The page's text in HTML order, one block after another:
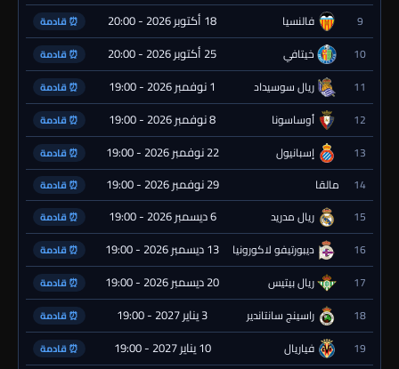
9 فالنسيا 18 أكتوبر 2026 - 20:00 ⏰ قادمة
10 خيتافي 25 أكتوبر 2026 - 20:00 ⏰ قادمة
11 ريال سوسيداد 1 نوفمبر 2026 - 19:00 ⏰ قادمة
12 أوساسونا 8 نوفمبر 2026 - 19:00 ⏰ قادمة
13 إسبانيول 22 نوفمبر 2026 - 19:00 ⏰ قادمة
14 مالقا 29 نوفمبر 2026 - 19:00 ⏰ قادمة
15 ريال مدريد 6 ديسمبر 2026 - 19:00 ⏰ قادمة
16 ديبورتيفو لاكورونيا 13 ديسمبر 2026 - 19:00 ⏰ قادمة
17 ريال بيتيس 20 ديسمبر 2026 - 19:00 ⏰ قادمة
18 راسينج سانتاندير 3 يناير 2027 - 19:00 ⏰ قادمة
19 فياريال 10 يناير 2027 - 19:00 ⏰ قادمة